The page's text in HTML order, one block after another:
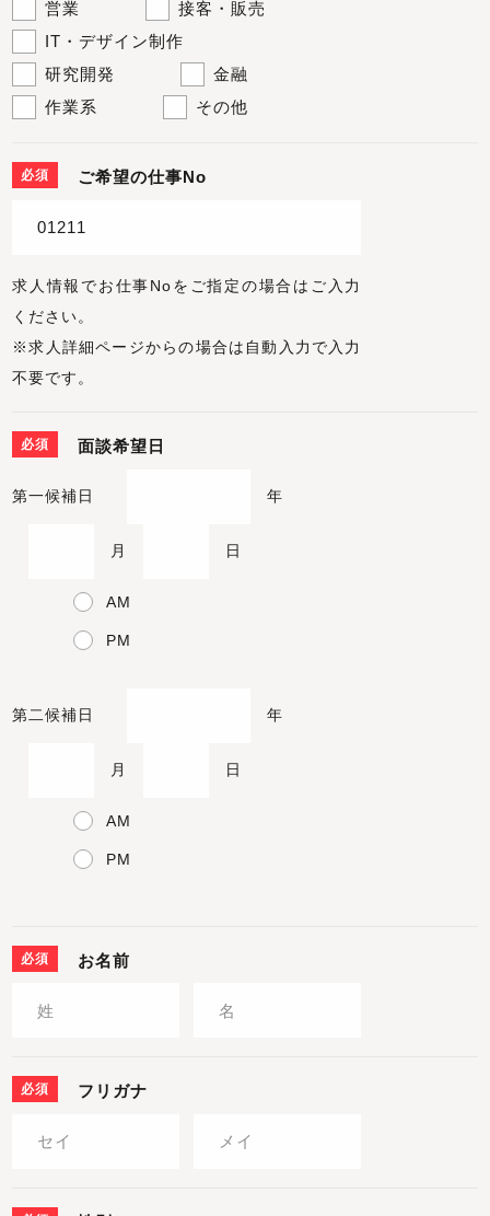
営業
接客・販売
IT・デザイン制作
研究開発
金融
作業系
その他
必須 ご希望の仕事No
求人情報でお仕事Noをご指定の場合はご入力
ください。
※求人詳細ページからの場合は自動入力で入力
不要です。
必須 面談希望日
第一候補日 年
月 日
AM
PM
第二候補日 年
月 日
AM
PM
必須 お名前
必須 フリガナ